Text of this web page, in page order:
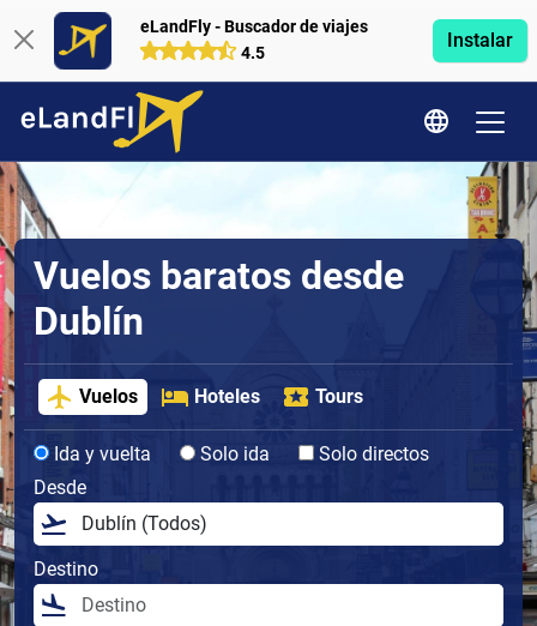
eLandFly - Buscador de viajes
4.5
Instalar
Vuelos baratos desde
Dublín
Vuelos Hoteles Tours
Ida y vuelta Solo ida
Solo directos
Desde
Destino